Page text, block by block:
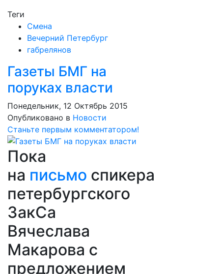
Теги
Смена
Вечерний Петербург
габрелянов
Газеты БМГ на
поруках власти
Понедельник, 12 Октябрь 2015
Опубликовано в Новости
Станьте первым комментатором!
Пока
на письмо спикера
петербургского
ЗакСа
Вячеслава
Макарова с
предложением